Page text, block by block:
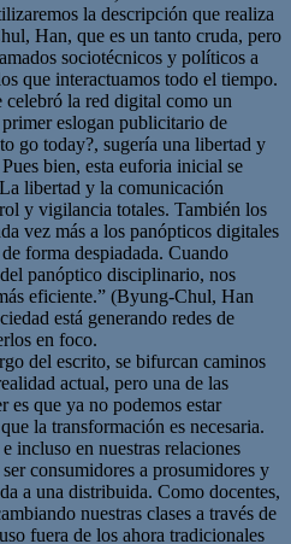
la descripción que realiza
Han, que es un tanto cruda, pero
sociotécnicos y políticos a
que interactuamos todo el tiempo.
la red digital como un
eslogan publicitario de
go today?, sugería una libertad y
bien, esta euforia inicial se
libertad y la comunicación
y vigilancia totales. También los
vez más a los panópticos digitales
forma despiadada. Cuando
panóptico disciplinario, nos
eficiente.” (Byung-Chul, Han
está generando redes de
en foco.
del escrito, se bifurcan caminos
actual, pero una de las
es que ya no podemos estar
la transformación es necesaria.
incluso en nuestras relaciones
consumidores a prosumidores y
a una distribuida. Como docentes,
nuestras clases a través de
fuera de los ahora tradicionales